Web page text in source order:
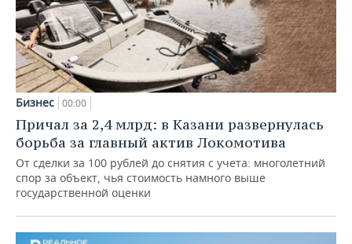
Бизнес 00:00
Причал за 2,4 млрд: в Казани развернулась
борьба за главный актив Локомотива
От сделки за 100 рублей до снятия с учета: многолетний
спор за объект, чья стоимость намного выше
государственной оценки